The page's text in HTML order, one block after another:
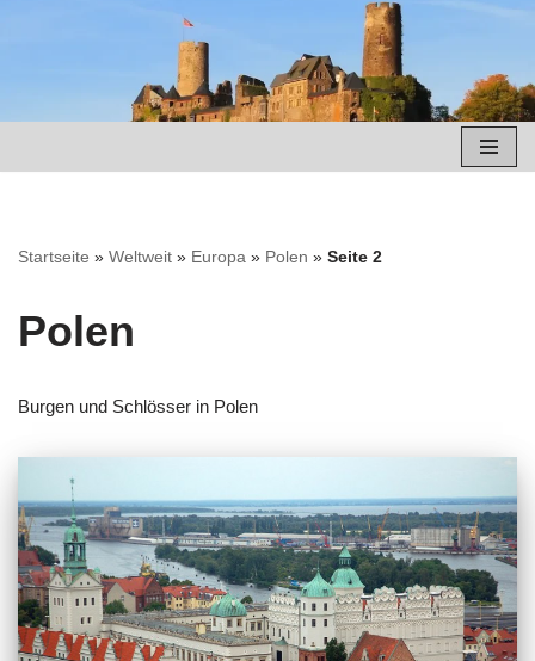
springen
Startseite » Weltweit » Europa » Polen » Seite 2
Polen
Burgen und Schlösser in Polen